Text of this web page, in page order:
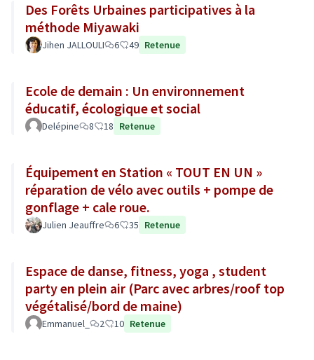
Des Forêts Urbaines participatives à la
méthode Miyawaki
Jihen JALLOULI 6 49 Retenue
Ecole de demain : Un environnement
éducatif, écologique et social
Delépine 8 18 Retenue
Équipement en Station « TOUT EN UN »
réparation de vélo avec outils + pompe de
gonflage + cale roue.
Julien Jeauffre 6 35 Retenue
Espace de danse, fitness, yoga , student
party en plein air (Parc avec arbres/roof top
végétalisé/bord de maine)
Emmanuel_ 2 10 Retenue